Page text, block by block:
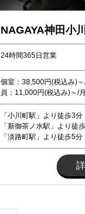
NAGAYA神田小
24時間365日営業
個室：38,500円(税込み)
員：11,000円(税込み)～/月
「小川町駅」より徒歩3分
「新御茶ノ水駅」より徒
「淡路町駅」より徒歩5分